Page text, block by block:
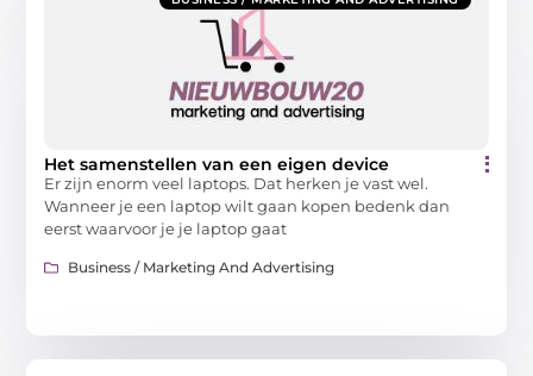
Het samenstellen van een eigen device
Er zijn enorm veel laptops. Dat herken je vast wel.
Wanneer je een laptop wilt gaan kopen bedenk dan
eerst waarvoor je je laptop gaat
Business / Marketing And Advertising